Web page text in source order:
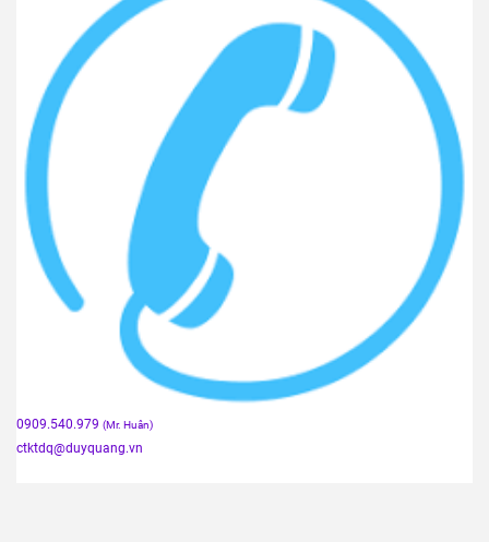
0909.540.979 (Mr. Huân)
ctktdq@duyquang.vn